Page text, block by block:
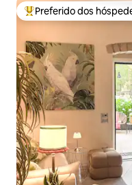
Entre os melhores
Preferido dos